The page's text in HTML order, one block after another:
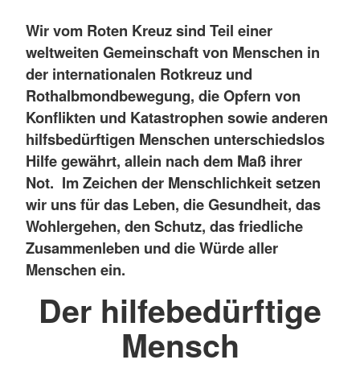
Wir vom Roten Kreuz sind Teil einer
weltweiten Gemeinschaft von Menschen in
der internationalen Rotkreuz und
Rothalbmondbewegung, die Opfern von
Konflikten und Katastrophen sowie anderen
hilfsbedürftigen Menschen unterschiedslos
Hilfe gewährt, allein nach dem Maß ihrer
Not. Im Zeichen der Menschlichkeit setzen
wir uns für das Leben, die Gesundheit, das
Wohlergehen, den Schutz, das friedliche
Zusammenleben und die Würde aller
Menschen ein.
Der hilfebedürftige
Mensch